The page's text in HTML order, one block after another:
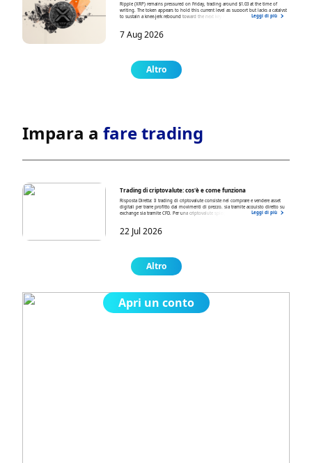
Ripple (XRP) remains pressured on Friday, trading around $1.03 at the time of
writing. The token appears to hold this current level as support but lacks a catalyst
to sustain a knee-jerk rebound toward the next key resistance at $1.10.Leggi di più
7 Aug 2026
Altro
Impara a fare trading
Trading di criptovalute: cos'è e come funziona
Risposta Diretta: Il trading di criptovalute consiste nel comprare e vendere asset
digitali per trarre profitto dai movimenti di prezzo, sia tramite acquisto diretto su
exchange sia tramite CFD. Per una criptovalute spiegazione semplice, il punto
leva e gestione della posizione. Nei risultati di ricerca compaiono anche formule
come crypto trading, trading cripto, criptovalute trading, trading di crypto e
Leggi di più
22 Jul 2026
Altro
Apri un conto